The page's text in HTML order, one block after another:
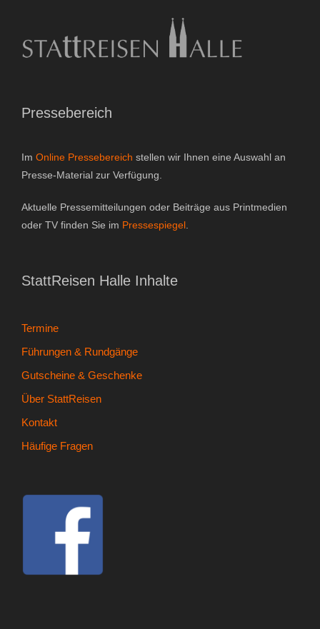
Pressebereich
Im Online Pressebereich stellen wir Ihnen eine Auswahl an
Presse-Material zur Verfügung.
Aktuelle Pressemitteilungen oder Beiträge aus Printmedien
oder TV finden Sie im Pressespiegel
StattReisen Halle Inhalte
Termine
Führungen & Rundgänge
Gutscheine & Geschenke
Über StattReisen
Kontakt
Häufige Fragen